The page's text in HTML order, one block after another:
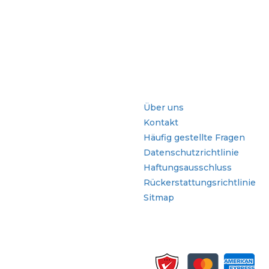
Über uns
Kontakt
Häufig gestellte Fragen
Datenschutzrichtlinie
Haftungsausschluss
Rückerstattungsrichtlinie
Sitmap